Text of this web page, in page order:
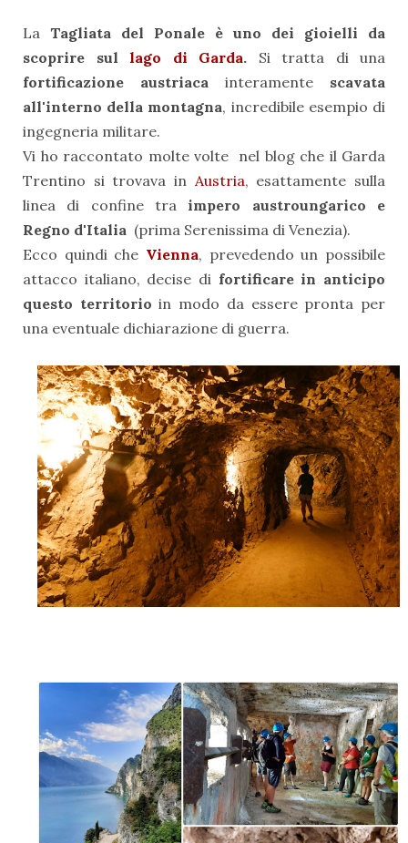
La Tagliata del Ponale è uno dei gioielli da
scoprire sul lago di Garda. Si tratta di una
fortificazione austriaca interamente scavata
all'interno della montagna, incredibile esempio di
ingegneria militare.
Vi ho raccontato molte volte nel blog che il Garda
Trentino si trovava in Austria, esattamente sulla
linea di confine tra impero austroungarico e
Regno d'Italia (prima Serenissima di Venezia).
Ecco quindi che Vienna, prevedendo un possibile
attacco italiano, decise di fortificare in anticipo
questo territorioin modo da essere pronta per
una eventuale dichiarazione di guerra.